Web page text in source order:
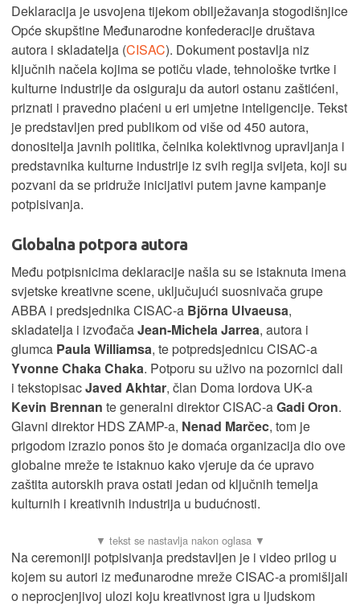
Deklaracija je usvojena tijekom obilježavanja stogodišnjice
Opće skupštine Međunarodne konfederacije društava
autora i skladatelja (CISAC). Dokument postavlja niz
ključnih načela kojima se potiču vlade, tehnološke tvrtke i
kulturne industrije da osiguraju da autori ostanu zaštićeni,
priznati i pravedno plaćeni u eri umjetne inteligencije. Tekst
je predstavljen pred publikom od više od 450 autora,
donositelja javnih politika, čelnika kolektivnog upravljanja i
predstavnika kulturne industrije iz svih regija svijeta, koji su
pozvani da se pridruže inicijativi putem javne kampanje
potpisivanja.
Globalna potpora autora
Među potpisnicima deklaracije našla su se istaknuta imena
svjetske kreativne scene, uključujući suosnivača grupe
ABBA i predsjednika CISAC-a Björna Ulvaeusa,
skladatelja i izvođačaJean-Michela Jarrea, autora i
glumca Paula Williamsa, te potpredsjednicu CISAC-a
Yvonne Chaka Chaka. Potporu su uživo na pozornici dali
i tekstopisacJaved Akhtar, član Doma lordova UK-a
Kevin Brennan te generalni direktor CISAC-aGadi Oron.
Glavni direktor HDS ZAMP-a, Nenad Marčec, tom je
prigodom izrazio ponos što je domaća organizacija dio ove
globalne mreže te istaknuo kako vjeruje da će upravo
zaštita autorskih prava ostati jedan od ključnih temelja
kulturnih i kreativnih industrija u budućnosti.
Na ceremoniji potpisivanja predstavljen je i video prilog u
kojem su autori iz međunarodne mreže CISAC-a promišljali
o neprocjenjivoj ulozi koju kreativnost igra u ljudskom